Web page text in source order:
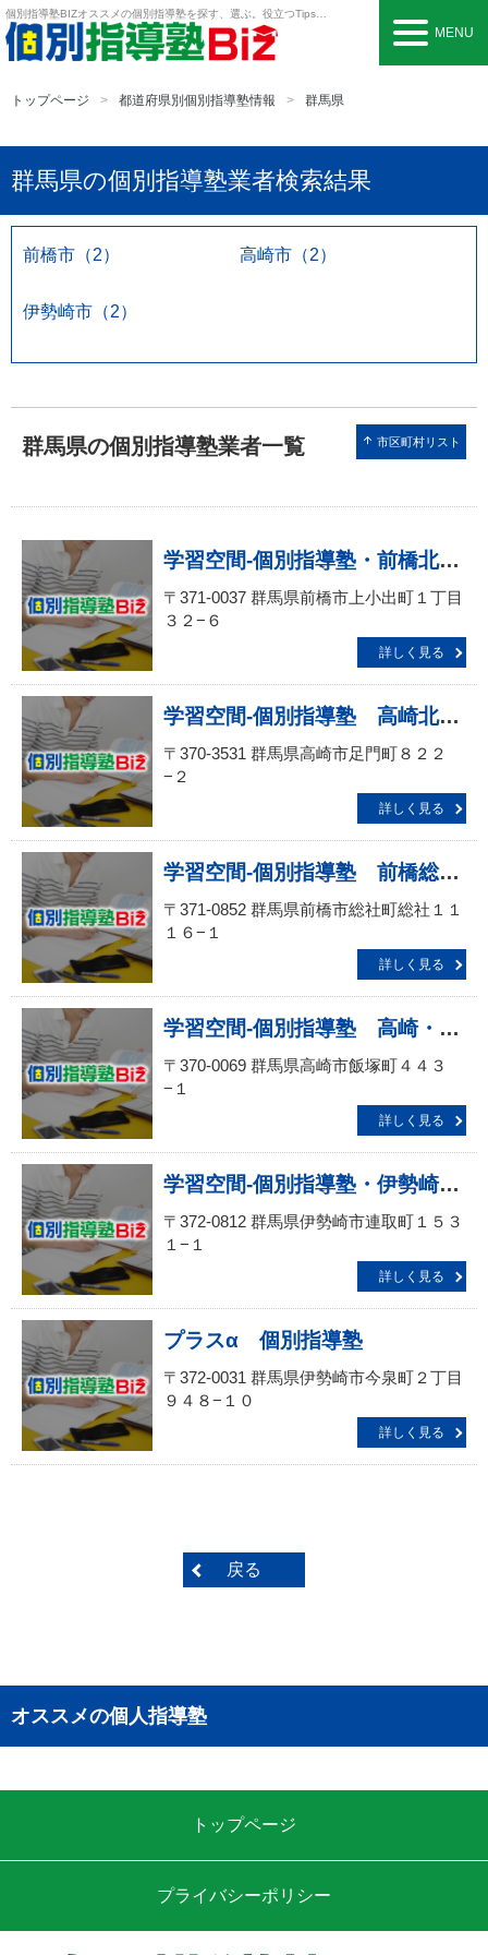
個別指導塾BIZオススメの個別指導塾を探す、選ぶ。役立つTipsも。
MENU
トップページ 都道府県別個別指導塾情報 群馬県
群馬県の個別指導塾業者検索結果
前橋市（2） 高崎市（2）
伊勢崎市（2）
群馬県の個別指導塾業者一覧 arrow_upward 市区町村リスト
学習空間‐個別指導塾・前橋北教室
〒371-0037 群馬県前橋市上小出町１丁目
３２−６
詳しく見る
学習空間‐個別指導塾 高崎北教室
〒370-3531 群馬県高崎市足門町８２２
−２
詳しく見る
学習空間‐個別指導塾 前橋総社教室
〒371-0852 群馬県前橋市総社町総社１１
１６−１
詳しく見る
学習空間‐個別指導塾 高崎・飯塚教室
〒370-0069 群馬県高崎市飯塚町４４３
−１
詳しく見る
学習空間‐個別指導塾・伊勢崎西教室
〒372-0812 群馬県伊勢崎市連取町１５３
１−１
詳しく見る
プラスα 個別指導塾
〒372-0031 群馬県伊勢崎市今泉町２丁目
９４８−１０
詳しく見る
戻る
オススメの個人指導塾
トップページ
プライバシーポリシー